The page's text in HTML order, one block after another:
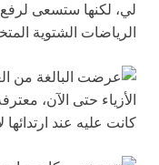
لي، لكنها ستسعى
الرياضات الشتوية